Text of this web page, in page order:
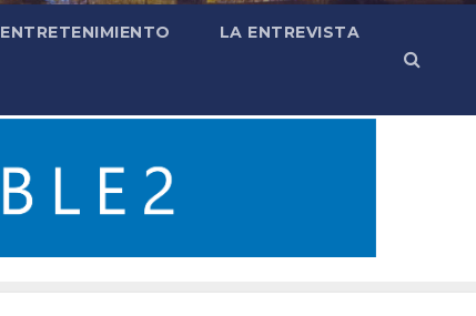
ENTRETENIMIENTO LA ENTREVISTA